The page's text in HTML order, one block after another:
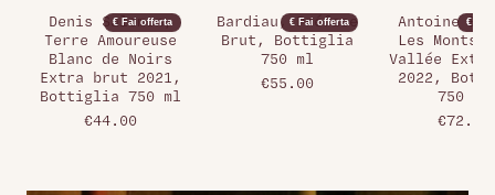
€ Fai offerta
Denis Salomon,
Terre Amoureuse
Blanc de Noirs
Extra brut 2021,
Bottiglia 750 ml
€44.00
€ Fai offerta
Bardiau, Préface
Brut, Bottiglia
750 ml
€55.00
€ Fai
Antoine
Les Monts
Vallée
2022,
750 ml
€72.00